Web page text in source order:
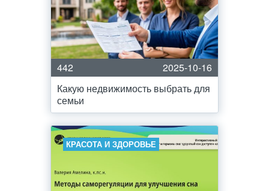
442
2025-10-16
Какую недвижимость выбрать для
семьи
КРАСОТА И ЗДОРОВЬЕ